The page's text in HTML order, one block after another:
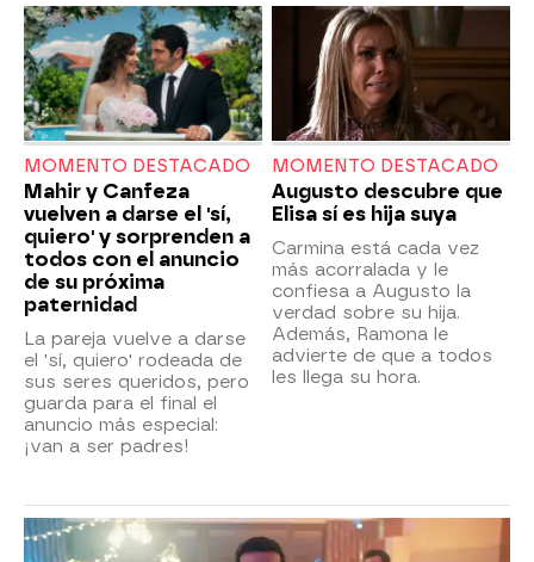
MOMENTO DESTACADO
Mahir y Canfeza
vuelven a darse el 'sí,
quiero' y sorprenden a
todos con el anuncio
de su próxima
paternidad
La pareja vuelve a darse
el 'sí, quiero' rodeada de
sus seres queridos, pero
guarda para el final el
anuncio más especial:
¡van a ser padres!
MOMENTO DESTACADO
Augusto descubre que
Elisa sí es hija suya
Carmina está cada vez
más acorralada y le
confiesa a Augusto la
verdad sobre su hija.
Además, Ramona le
advierte de que a todos
les llega su hora.